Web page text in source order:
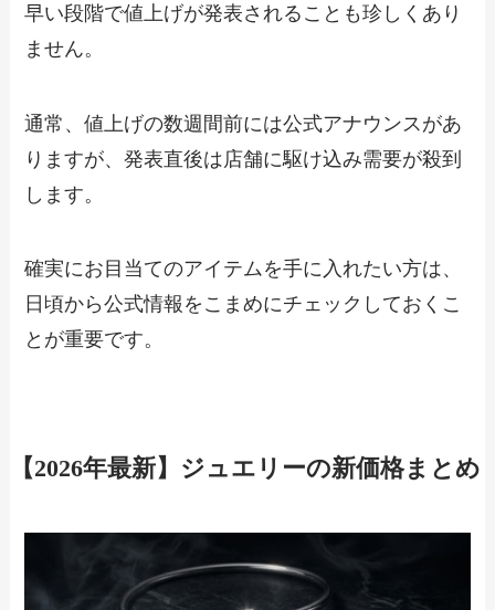
早い段階で値上げが発表されることも珍しくあり
ません。
通常、値上げの数週間前には公式アナウンスがあ
りますが、発表直後は店舗に駆け込み需要が殺到
します。
確実にお目当てのアイテムを手に入れたい方は、
日頃から公式情報をこまめにチェックしておくこ
とが重要です。
【2026年最新】ジュエリーの新価格まとめ